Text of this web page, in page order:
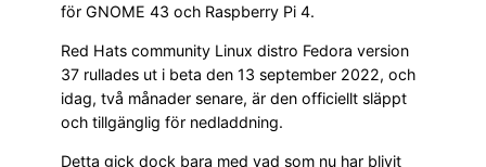
för GNOME 43 och Raspberry Pi 4.
Red Hats community Linux distro Fedora version
37 rullades ut i beta den 13 september 2022, och
idag, två månader senare, är den officiellt släppt
och tillgänglig för nedladdning.
Detta gick dock bara med vad som nu har blivit